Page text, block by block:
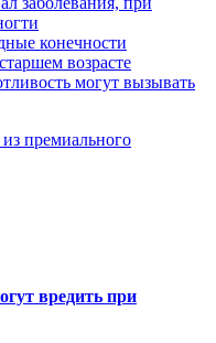
конечности
возрасте
могут вызывать
премиального
вредить при